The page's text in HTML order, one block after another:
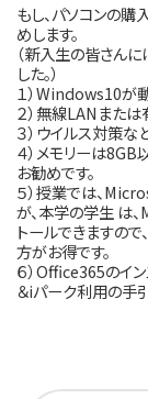
もし、パソコンの
めします。
（新入生の皆さん
した。）
１）Windows10が
２）無線LANまたは
３）ウイルス対策な
４）メモリーは8GB
お勧めです。
５）授業では、
が、本学の学生 は
トールできますの
方がお得です。
６）Office365のイ
＆iパーク利用の手